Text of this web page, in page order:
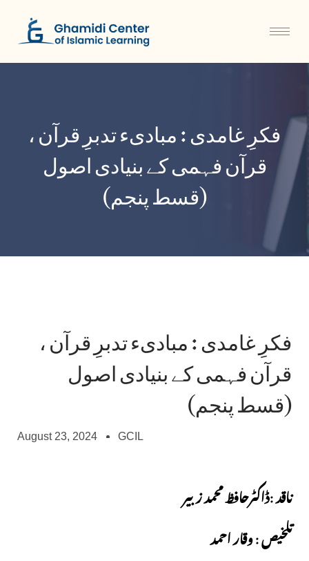
فکرِ غامدی : مبادیء تدبرِ قرآن ،
قرآن فہمی کے بنیادی اصول
(قسط پنجم)
فکرِ غامدی : مبادیء تدبرِ قرآن ،
قرآن فہمی کے بنیادی اصول
(قسط پنجم)
August 23, 2024 GCIL
ناقد :ڈاکٹرحافظ محمد زبیر
تلخیص : وقار احمد